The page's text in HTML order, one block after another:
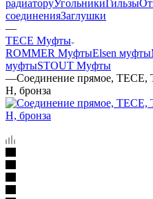
радиаторуУгольникиГильзы
соединенияЗаглушки
—
TECE Муфты
ROMMER МуфтыElsen муфты
муфтыSTOUT Муфты
—Соединение прямое, TECE,
Н, бронза